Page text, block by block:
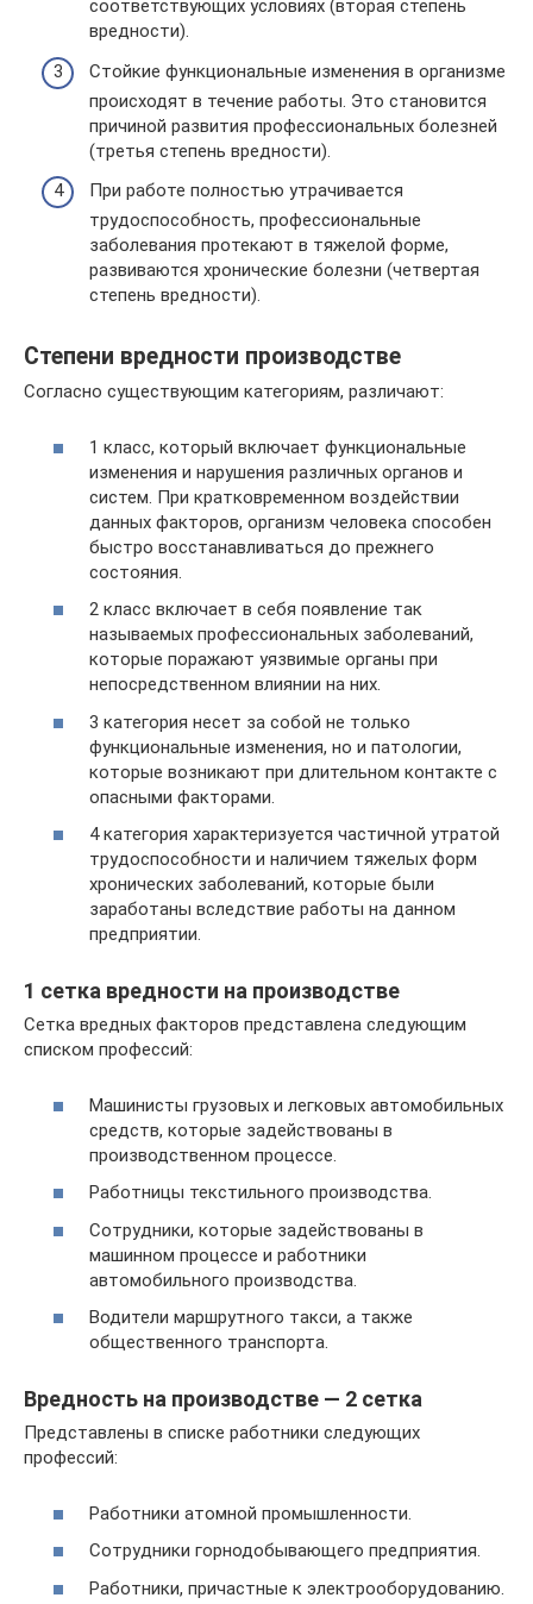
соответствующих условиях (вторая степень
вредности).
Стойкие функциональные изменения в организме
происходят в течение работы. Это становится
причиной развития профессиональных болезней
(третья степень вредности).
При работе полностью утрачивается
трудоспособность, профессиональные
заболевания протекают в тяжелой форме,
развиваются хронические болезни (четвертая
степень вредности).
Степени вредности производстве
Согласно существующим категориям, различают:
1 класс, который включает функциональные
изменения и нарушения различных органов и
систем. При кратковременном воздействии
данных факторов, организм человека способен
быстро восстанавливаться до прежнего
состояния.
2 класс включает в себя появление так
называемых профессиональных заболеваний,
которые поражают уязвимые органы при
непосредственном влиянии на них.
3 категория несет за собой не только
функциональные изменения, но и патологии,
которые возникают при длительном контакте с
опасными факторами.
4 категория характеризуется частичной утратой
трудоспособности и наличием тяжелых форм
хронических заболеваний, которые были
заработаны вследствие работы на данном
предприятии.
1 сетка вредности на производстве
Сетка вредных факторов представлена следующим
списком профессий:
Машинисты грузовых и легковых автомобильных
средств, которые задействованы в
производственном процессе.
Работницы текстильного производства.
Сотрудники, которые задействованы в
машинном процессе и работники
автомобильного производства.
Водители маршрутного такси, а также
общественного транспорта.
Вредность на производстве — 2 сетка
Представлены в списке работники следующих
профессий:
Работники атомной промышленности.
Сотрудники горнодобывающего предприятия.
Работники, причастные к электрооборудованию.